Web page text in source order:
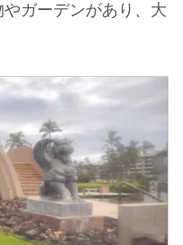
ガーデンがあり、大